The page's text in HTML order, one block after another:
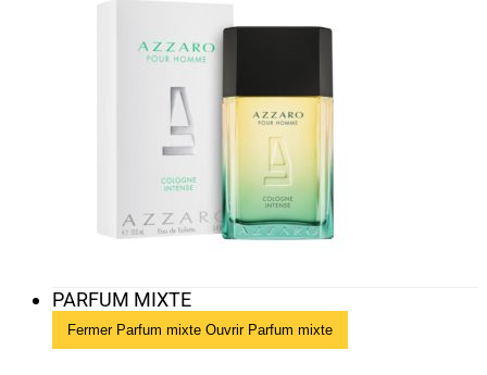
PARFUM MIXTE
Fermer Parfum mixte Ouvrir Parfum mixte